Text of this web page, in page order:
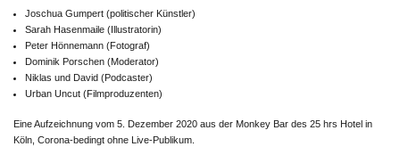
Joschua Gumpert (politischer Künstler)
Sarah Hasenmaile (Illustratorin)
Peter Hönnemann (Fotograf)
Dominik Porschen (Moderator)
Niklas und David (Podcaster)
Urban Uncut (Filmproduzenten)
Eine Aufzeichnung vom 5. Dezember 2020 aus der Monkey Bar des 25 hrs Hotel in
Köln, Corona-bedingt ohne Live-Publikum.